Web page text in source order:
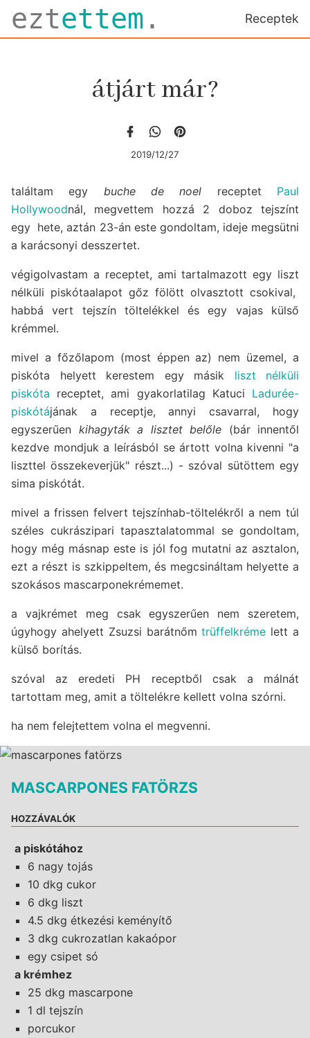
eztettem . Receptek
átjárt már?
2019/12/27
találtam egy buche de noel receptet Paul
Hollywoodnál, megvettem hozzá 2 doboz tejszínt
egy hete, aztán 23-án este gondoltam, ideje megsütni
a karácsonyi desszertet.
végigolvastam a receptet, ami tartalmazott egy liszt
nélküli piskótaalapot gőz fölött olvasztott csokival,
habbá vert tejszín töltelékkel és egy vajas külső
krémmel.
mivel a főzőlapom (most éppen az) nem üzemel, a
piskóta helyett kerestem egy másik liszt nélküli
piskóta receptet, ami gyakorlatilag Katuci Ladurée-
piskótájának a receptje, annyi csavarral, hogy
egyszerűen kihagyták a lisztet belőle (bár innentől
kezdve mondjuk a leírásból se ártott volna kivenni "a
liszttel összekeverjük" részt...) - szóval sütöttem egy
sima piskótát.
mivel a frissen felvert tejszínhab-töltelékről a nem túl
széles cukrászipari tapasztalatommal se gondoltam,
hogy még másnap este is jól fog mutatni az asztalon,
ezt a részt is szkippeltem, és megcsináltam helyette a
szokásos mascarponekrémemet.
a vajkrémet meg csak egyszerűen nem szeretem,
úgyhogy ahelyett Zsuzsi barátnőmtrüffelkréme lett a
külső borítás.
szóval az eredeti PH receptből csak a málnát
tartottam meg, amit a töltelékre kellett volna szórni.
ha nem felejtettem volna el megvenni.
MASCARPONES FATÖRZS
HOZZÁVALÓK
a piskótához
6 nagy tojás
10 dkg cukor
6 dkg liszt
4.5 dkg étkezési keményítő
3 dkg cukrozatlan kakaópor
egy csipet só
a krémhez
25 dkg mascarpone
1 dl tejszín
porcukor